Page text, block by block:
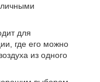
для
где его можно
из одного